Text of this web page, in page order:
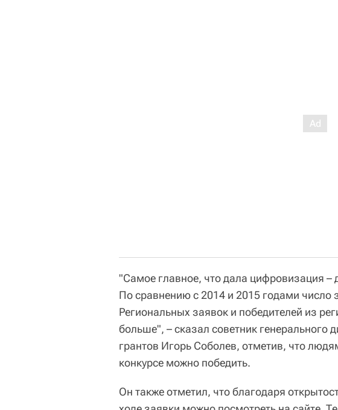
"Самое главное, что дала цифровизация –
По сравнению с 2014 и 2015 годами число
Региональных заявок и победителей из
больше", – сказал советник генерального
грантов Игорь Соболев, отметив, что
конкурсе можно победить.
Он также отметил, что благодаря